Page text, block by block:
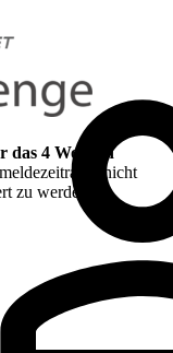
das 4 Wochen
nicht
zu werden.